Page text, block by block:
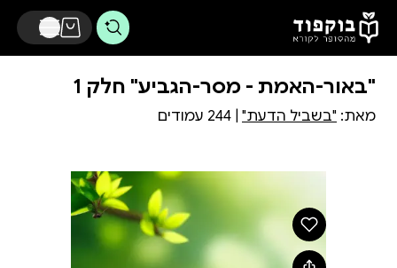
דלג לתוכן הראשי
"באור-האמת - מסר-הגביע" חלק 1
מאת: "בשביל הדעת"